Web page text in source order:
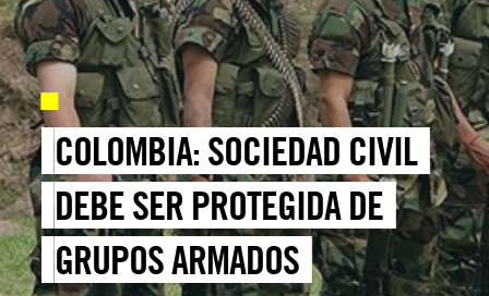
COLOMBIA: SOCIEDAD CIVIL
DEBE SER PROTEGIDA DE
GRUPOS ARMADOS